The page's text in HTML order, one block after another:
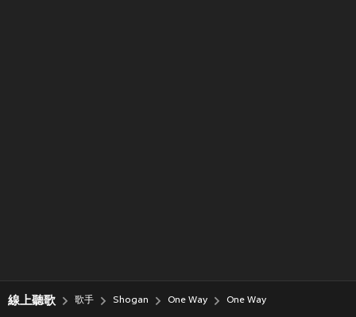
線上聽歌 歌手 Shogan One Way One Way